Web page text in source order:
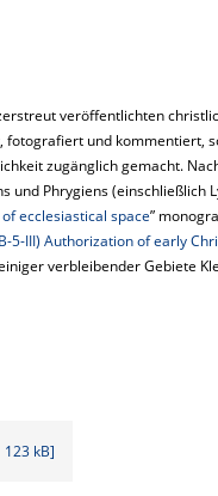
veröffentlichten
fotografiert und kommentiert,
zugänglich gemacht.
und Phrygiens (einschließlich
ecclesiastical space”
5-III) Authorization of early
verbleibender Gebiete
kB]